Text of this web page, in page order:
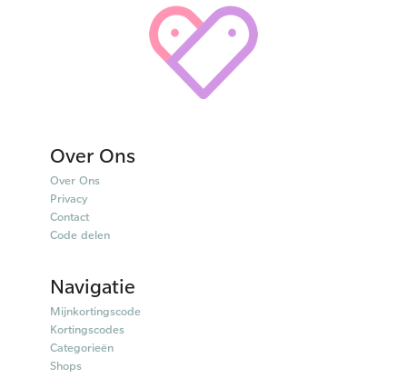
Over Ons
Over Ons
Privacy
Contact
Code delen
Navigatie
Mijnkortingscode
Kortingscodes
Categorieën
Shops